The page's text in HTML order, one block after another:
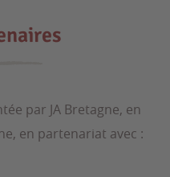
par JA Bretagne, en
en partenariat avec :